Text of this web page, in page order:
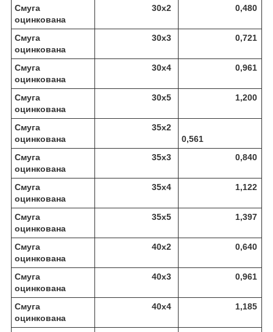
Смуга
оцинкована
30х2 0,480
Смуга
оцинкована
30х3 0,721
Смуга
оцинкована
30х4 0,961
Смуга
оцинкована
30х5 1,200
Смуга
оцинкована
35х2
0,561
Смуга
оцинкована
35х3 0,840
Смуга
оцинкована
35х4 1,122
Смуга
оцинкована
35х5 1,397
Смуга
оцинкована
40х2 0,640
Смуга
оцинкована
40х3 0,961
Смуга
оцинкована
40х4 1,185